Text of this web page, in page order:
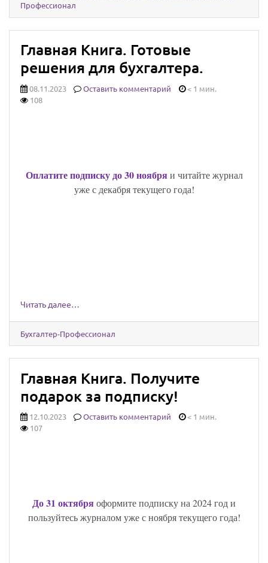
Профессионал
Главная Книга. Готовые
решения для бухгалтера.
08.11.2023 Оставить комментарий
< 1 мин.
108
Оплатите подписку до 30 ноябряи читайте журнал
уже с декабря текущего года!
Читать далее…
Бухгалтер-Профессионал
Главная Книга. Получите
подарок за подписку!
12.10.2023 Оставить комментарий
< 1 мин.
107
До 31 октябряоформите подписку на 2024 год и
пользуйтесь журналом уже с ноября текущего года!